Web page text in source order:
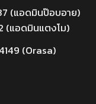
(แอดมินป๊อบอาย)
(แอดมินแตงโม)
(Orasa)